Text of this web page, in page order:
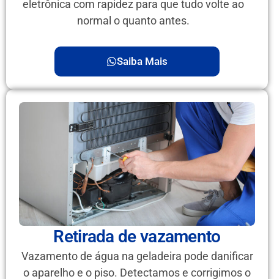
eletrônica com rapidez para que tudo volte ao
normal o quanto antes.
Saiba Mais
Retirada de vazamento
Vazamento de água na geladeira pode danificar
o aparelho e o piso. Detectamos e corrigimos o